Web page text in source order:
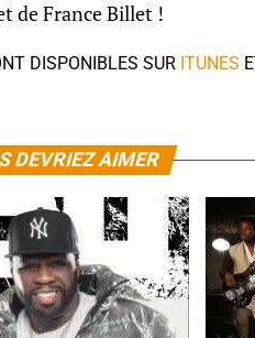
de France Billet !
DISPONIBLES SUR ITUNES
DEVRIEZ AIMER